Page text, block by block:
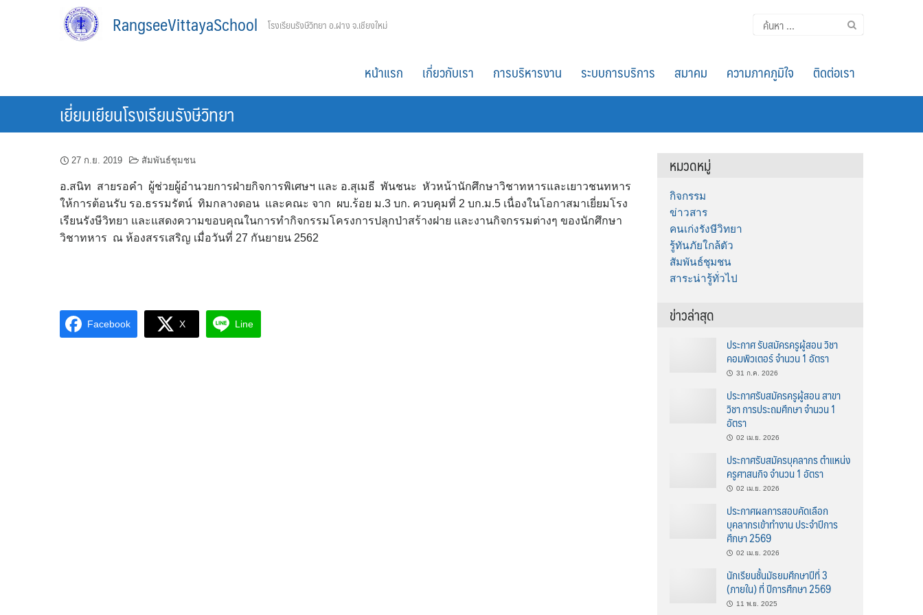
RangseeVittayaSchool โรงเรียนรังษีวิทยา อ.ฝาง จ.เชียงใหม่
ค้นหา
สำหรับ:
หน้าแรก เกี่ยวกับเรา การบริหารงาน ระบบการบริการ สมาคม ความภาคภูมิใจ ติดต่อเรา
เยี่ยมเยียนโรงเรียนรังษีวิทยา
27 ก.ย. 2019 สัมพันธ์ชุมชน
อ.สนิท สายรอคำ ผู้ช่วยผู้อำนวยการฝ่ายกิจการพิเศษฯ และ อ.สุเมธี พันชนะ หัวหน้านักศึกษาวิชาทหารและเยาวชนทหาร
ให้การต้อนรับ รอ.ธรรมรัตน์ ทิมกลางดอน และคณะ จาก ผบ.ร้อย ม.3 บก. ควบคุมที่ 2 บก.ม.5 เนื่องในโอกาสมาเยี่ยมโรง
เรียนรังษีวิทยา และแสดงความขอบคุณในการทำกิจกรรมโครงการปลุกป่าสร้างฝาย และงานกิจกรรมต่างๆ ของนักศึกษา
วิชาทหาร ณ ห้องสรรเสริญ เมื่อวันที่ 27 กันยายน 2562
Facebook X Line
หมวดหมู่
กิจกรรม
ข่าวสาร
คนเก่งรังษีวิทยา
รู้ทันภัยใกล้ตัว
สัมพันธ์ชุมชน
สาระน่ารู้ทั่วไป
ข่าวล่าสุด
ประกาศ รับสมัครครูผู้สอน วิชา
คอมพิวเตอร์ จำนวน 1 อัตรา
31 ก.ค. 2026
ประกาศรับสมัครครูผู้สอน สาขา
วิชา การประถมศึกษา จำนวน 1
อัตรา
02 เม.ย. 2026
ประกาศรับสมัครบุคลากร ตำแหน่ง
ครูศาสนกิจ จำนวน 1 อัตรา
02 เม.ย. 2026
ประกาศผลการสอบคัดเลือก
บุคลากรเข้าทำงาน ประจำปีการ
ศึกษา 2569
02 เม.ย. 2026
นักเรียนชั้นมัธยมศึกษาปีที่ 3
(ภายใน) ที่ ปีการศึกษา 2569
11 พ.ย. 2025